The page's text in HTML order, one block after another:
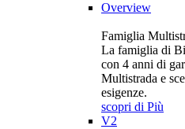
Overview
Famiglia
La famiglia di
con 4 anni di
Multistrada e
esigenze.
scopri di Più
V2